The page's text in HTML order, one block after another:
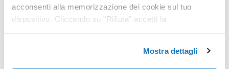
acconsenti alla memorizzazione dei cookie sul tuo
dispositivo. Cliccando su "Rifiuta" accetti la
memorizzazione dei soli cookie necessari.
Mostra dettagli
per prosperare, per ampliare il proprio perimetro d’azione e per
diventare qualcosa di consolidato nella vita e nelle attività di ogni
giorno.